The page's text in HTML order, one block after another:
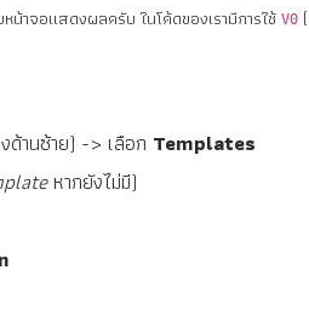
น้าจอแสดงผลครับ ในโค้ดของเรามีการใช้ V0
ด้านซ้าย) -> เลือก Templates
หากยังไม่มี)